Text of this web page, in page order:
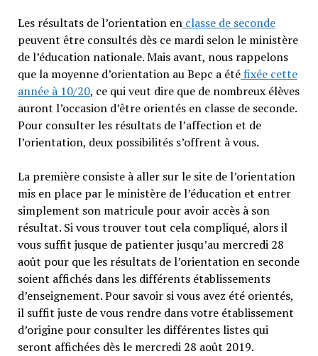
Les résultats de l’orientation enclasse de seconde
peuvent être consultés dès ce mardi selon le ministère
de l’éducation nationale. Mais avant, nous rappelons
que la moyenne d’orientation au Bepc a étéfixée cette
année à 10/20, ce qui veut dire que de nombreux élèves
auront l’occasion d’être orientés en classe de seconde.
Pour consulter les résultats de l’affection et de
l’orientation, deux possibilités s’offrent à vous.
La première consiste à aller sur le site de l’orientation
mis en place par le ministère de l’éducation et entrer
simplement son matricule pour avoir accès à son
résultat. Si vous trouver tout cela compliqué, alors il
vous suffit jusque de patienter jusqu’au mercredi 28
août pour que les résultats de l’orientation en seconde
soient affichés dans les différents établissements
d’enseignement. Pour savoir si vous avez été orientés,
il suffit juste de vous rendre dans votre établissement
d’origine pour consulter les différentes listes qui
seront affichées dès le mercredi 28 août 2019.